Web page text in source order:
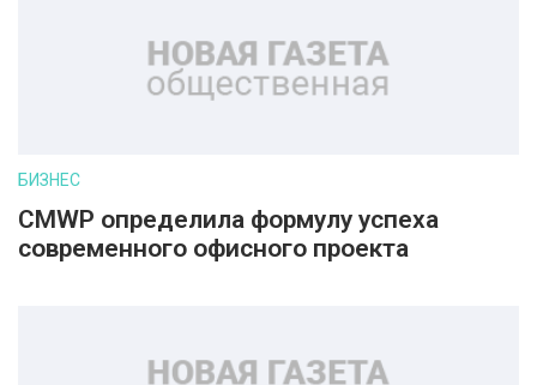
БИЗНЕС
CMWP определила формулу успеха
современного офисного проекта